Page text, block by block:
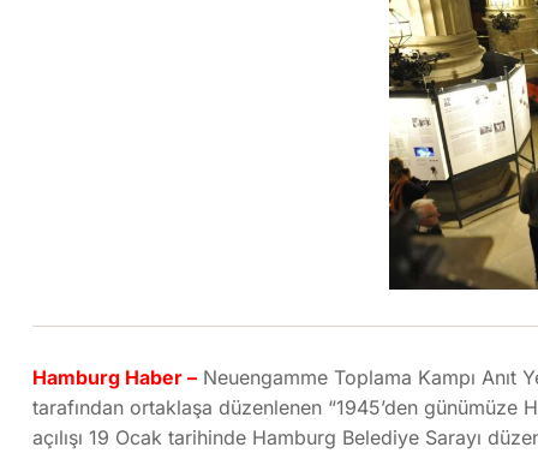
Hamburg Haber – Neuengamme Toplama Kampı Anıt
tarafından ortaklaşa düzenlenen “1945’den günümüze
açılışı 19 Ocak tarihinde Hamburg Belediye Sarayı